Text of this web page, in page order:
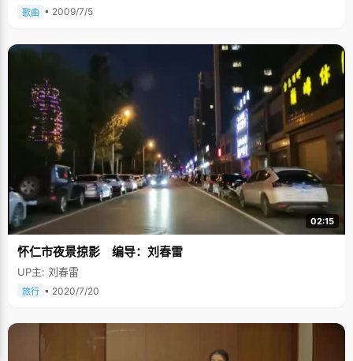
歌曲 • 2009/7/5
02:15
怀仁市夜景掠影 编导：刘春雷
UP主: 刘春雷
旅行 • 2020/7/20